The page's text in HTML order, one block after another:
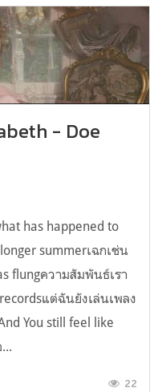
- Doe
has happened to
summerเฉกเช่น
flungความสัมพันธ์เรา
แต่ฉันยังเล่นเพลง
You still feel like
22